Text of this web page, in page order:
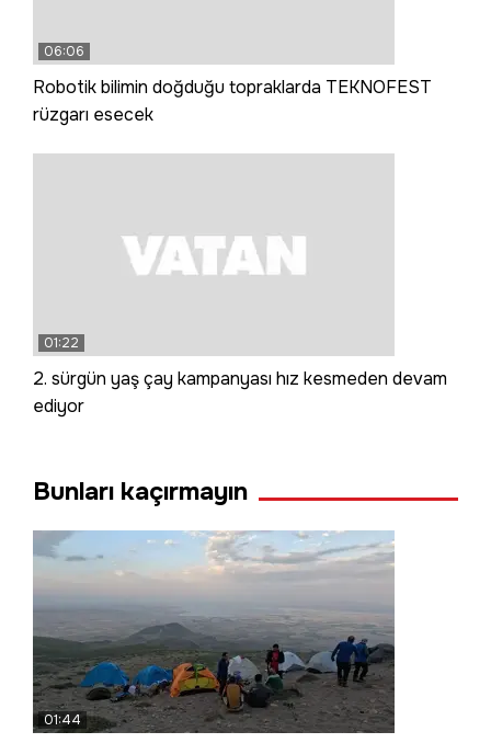
06:06
Robotik bilimin doğduğu topraklarda TEKNOFEST
rüzgarı esecek
01:22
2. sürgün yaş çay kampanyası hız kesmeden devam
ediyor
Bunları kaçırmayın
01:44